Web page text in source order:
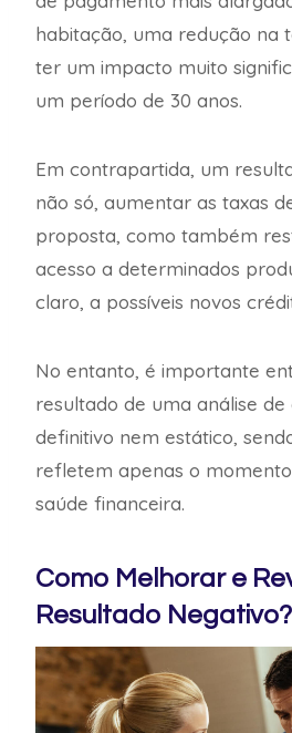
habitação, uma redução na
ter um impacto muito
um período de 30 anos.
Em contrapartida, um
não só, aumentar as taxas
proposta, como também
acesso a determinados
claro, a possíveis novos
No entanto, é importante
resultado de uma análise
definitivo nem estático,
refletem apenas o
saúde financeira.
Como Melhorar e
Resultado Negativo?